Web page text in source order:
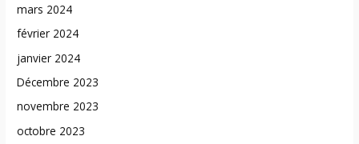
mars 2024
février 2024
janvier 2024
Décembre 2023
novembre 2023
octobre 2023